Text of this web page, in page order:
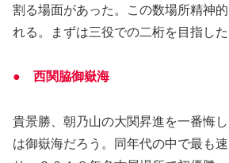
割る場面があった。この数場所精神
れる。まずは三役での二桁を目指した
● 西関脇御嶽海
貴景勝、朝乃山の大関昇進を一番悔
は御嶽海だろう。同年代の中で最も